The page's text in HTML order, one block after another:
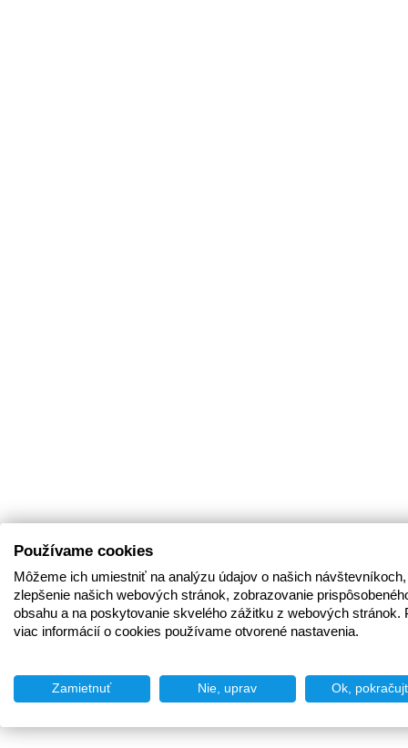
Používame cookies
Môžeme ich umiestniť na analýzu údajov o našich
zlepšenie našich webových stránok, zobrazovanie
obsahu a na poskytovanie skvelého zážitku z webových stránok.
viac informácií o cookies používame otvorené nastavenia.
Zamietnuť Nie, uprav Ok,